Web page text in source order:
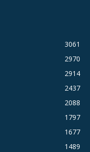
3061
2970
2914
2437
2088
1797
1677
1489